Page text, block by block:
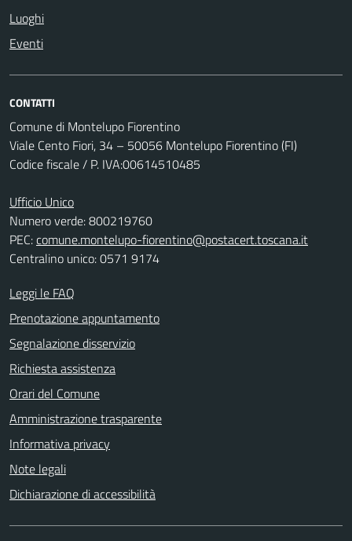
Luoghi
Eventi
CONTATTI
Comune di Montelupo Fiorentino
Viale Cento Fiori, 34 – 50056 Montelupo Fiorentino (FI)
Codice fiscale / P. IVA:00614510485
Ufficio Unico
Numero verde: 800219760
PEC:comune.montelupo-fiorentino@postacert.toscana.it
Centralino unico: 0571 9174
Leggi le FAQ
Prenotazione appuntamento
Segnalazione disservizio
Richiesta assistenza
Orari del Comune
Amministrazione trasparente
Informativa privacy
Note legali
Dichiarazione di accessibilità